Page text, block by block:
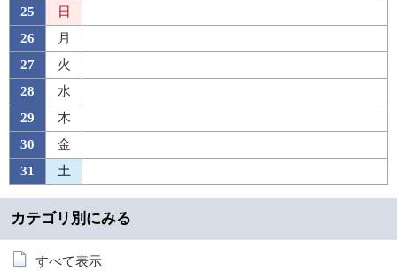
25
日
26
月
27
火
28
水
29
木
30
金
31
土
カテゴリ別にみる
すべて表示